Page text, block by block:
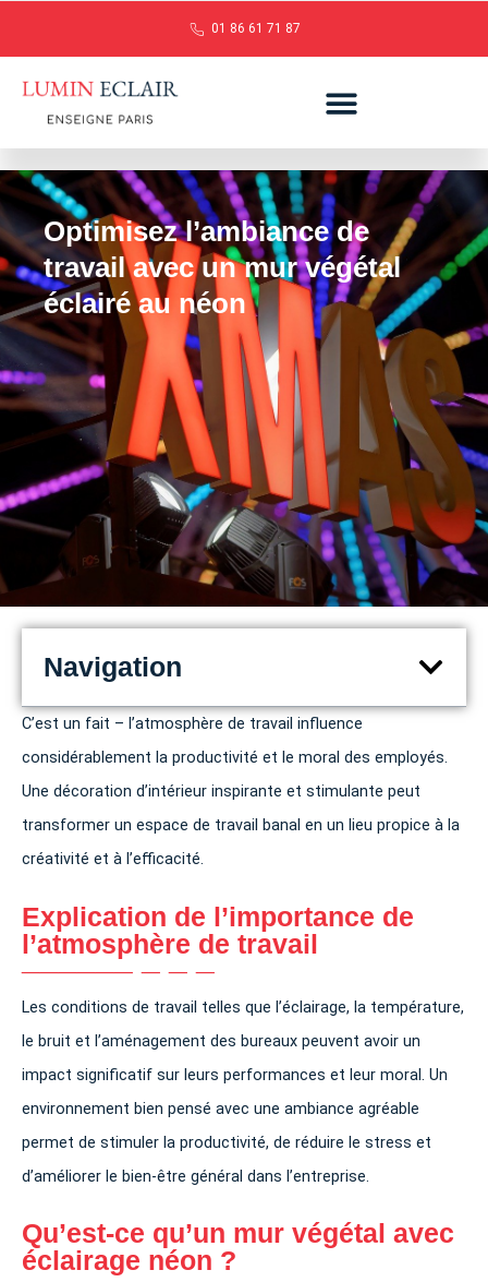
01 86 61 71 87
Optimisez l’ambiance de
travail avec un mur végétal
éclairé au néon
Navigation
C’est un fait – l’atmosphère de travail influence
considérablement la productivité et le moral des employés.
Une décoration d’intérieur inspirante et stimulante peut
transformer un espace de travail banal en un lieu propice à la
créativité et à l’efficacité.
Explication de l’importance de
l’atmosphère de travail
Les conditions de travail telles que l’éclairage, la température,
le bruit et l’aménagement des bureaux peuvent avoir un
impact significatif sur leurs performances et leur moral. Un
environnement bien pensé avec une ambiance agréable
permet de stimuler la productivité, de réduire le stress et
d’améliorer le bien-être général dans l’entreprise.
Qu’est-ce qu’un mur végétal avec
éclairage néon ?